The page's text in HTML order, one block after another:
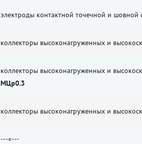
электроды контактной точечной и шовной
коллекторы высоконагруженных и
коллекторы высоконагруженных и
МЦр0.3
коллекторы высоконагруженных и
---«---